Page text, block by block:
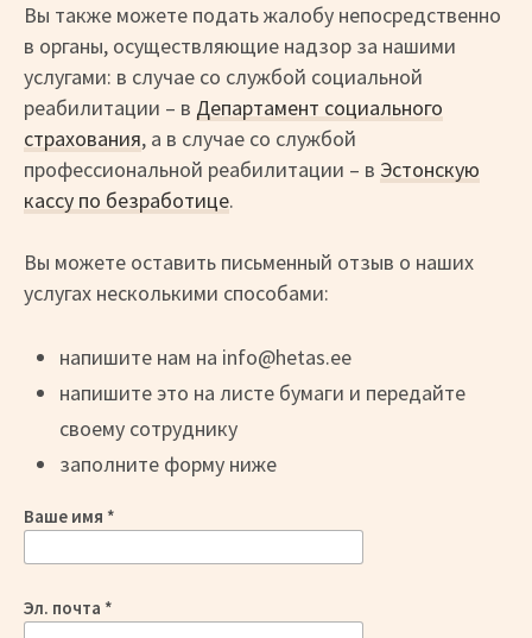
Вы также можете подать жалобу непосредственно
в органы, осуществляющие надзор за нашими
услугами: в случае со службой социальной
реабилитации – в Департамент социального
страхования, а в случае со службой
профессиональной реабилитации – в Эстонскую
кассу по безработице.
Вы можете оставить письменный отзыв о наших
услугах несколькими способами:
напишите нам на info@hetas.ee
напишите это на листе бумаги и передайте
своему сотруднику
заполните форму ниже
Вaше имя
Эл. почта